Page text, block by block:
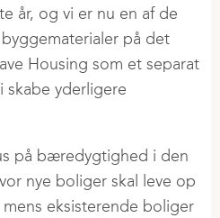
år, og vi er nu en af de
på det
Housing som et separat
skabe yderligere
på bæredygtighed i den
nye boliger skal leve op
eksisterende boliger